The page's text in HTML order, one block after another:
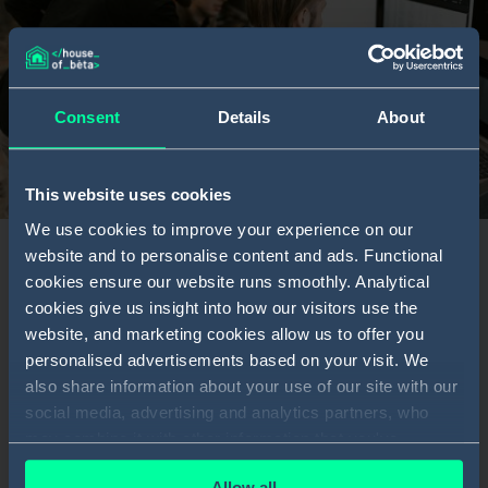
Consent Details About
This website uses cookies
We use cookies to improve your experience on our
website and to personalise content and ads. Functional
cookies ensure our website runs smoothly. Analytical
cookies give us insight into how our visitors use the
website, and marketing cookies allow us to offer you
personalised advertisements based on your visit. We
also share information about your use of our site with our
social media, advertising and analytics partners, who
may combine it with other information that you've
provided to them or that they've collected from your use
VEELGESTELDE VRAGEN
WAT LEVERT EEN TRAINEESHIP BIJ HOUSE OF BÈTA MIJ